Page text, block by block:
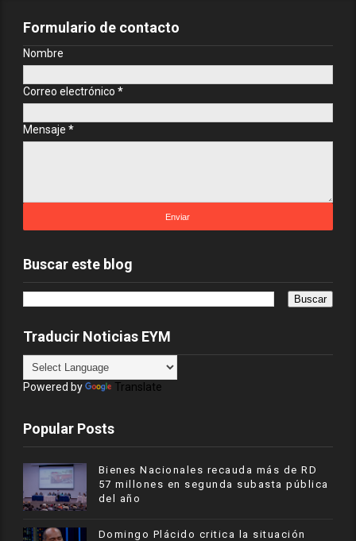
Formulario de contacto
Nombre
Correo electrónico *
Mensaje *
Buscar este blog
Traducir Noticias EYM
Powered by Translate
Popular Posts
Bienes Nacionales recauda más de RD
57 millones en segunda subasta pública
del año
​Domingo Plácido critica la situación